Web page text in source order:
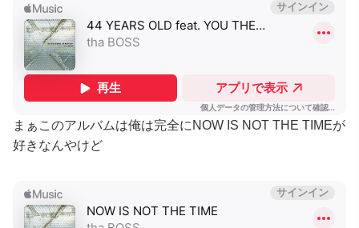
まぁこのアルバムは俺は完全にNOW IS NOT THE TIMEが
好きなんやけど